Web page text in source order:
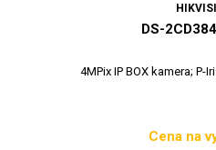
DS-
4MPix IP BOX kamera; P-
Cena na